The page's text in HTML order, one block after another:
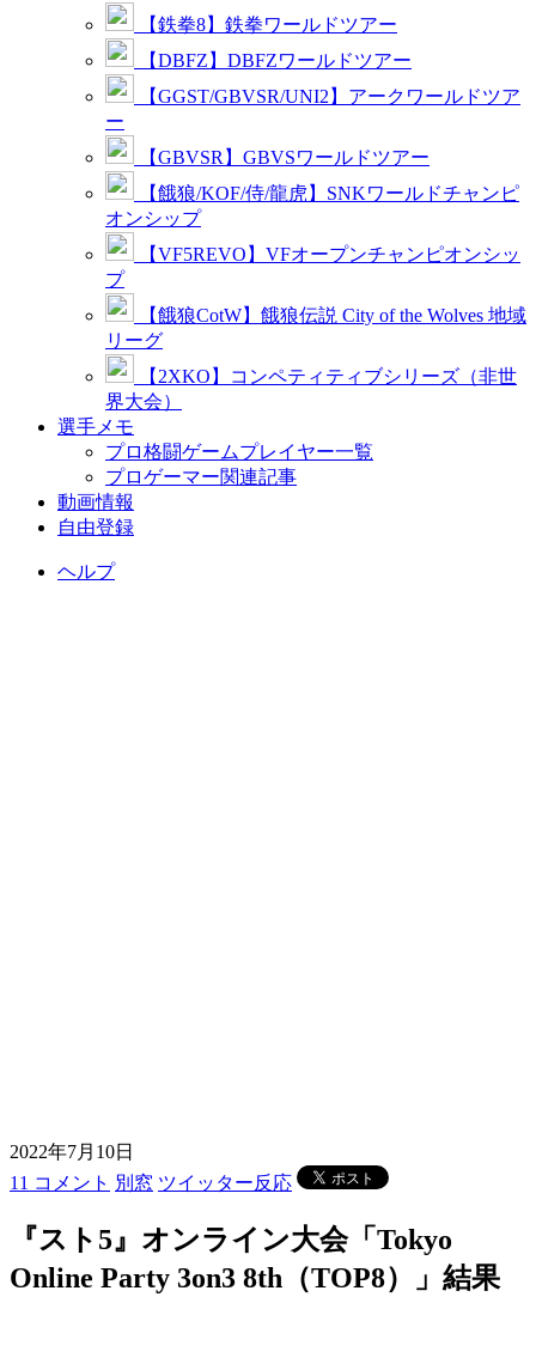
【鉄拳8】鉄拳ワールドツアー
【DBFZ】DBFZワールドツアー
【GGST/GBVSR/UNI2】アークワールドツア
ー
【GBVSR】GBVSワールドツアー
【餓狼/KOF/侍/龍虎】SNKワールドチャンピ
オンシップ
【VF5REVO】VFオープンチャンピオンシッ
プ
【餓狼CotW】餓狼伝説 City of the Wolves 地域
リーグ
【2XKO】コンペティティブシリーズ（非世
界大会）
選手メモ
プロ格闘ゲームプレイヤー一覧
プロゲーマー関連記事
動画情報
自由登録
ヘルプ
2022年7月10日
11 コメント 別窓 ツイッター反応
『スト5』オンライン大会「Tokyo
Online Party 3on3 8th（TOP8）」結果